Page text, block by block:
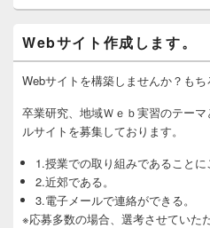
Webサイト作成します。
Webサイトを構築しませんか？も
卒業研究、地域Ｗｅｂ実習のテー
ルサイトを募集しております。
1.授業での取り組みであることに
2.近郊である。
3.電子メールで連絡ができる。
※応募多数の場合、選考させていた